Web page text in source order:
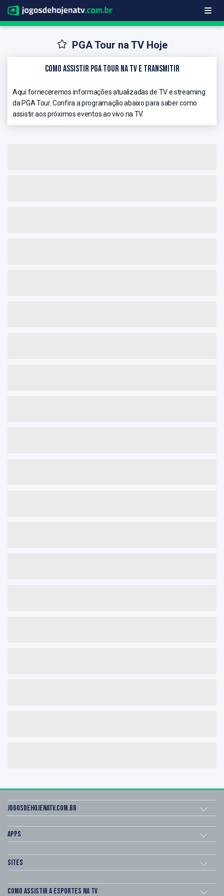
PGA Tour na TV Hoje
Como Assistir PGA Tour na TV e Transmitir
Aqui forneceremos informações atualizadas de TV e streaming
da PGA Tour. Confira a programação abaixo para saber como
assistir aos próximos eventos ao vivo na TV.
Jogosdehojenatv.com.br
Apps
Sites
Como assistir a esportes na TV